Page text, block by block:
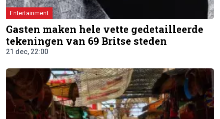
Entertainment
Gasten maken hele vette gedetailleerde
tekeningen van 69 Britse steden
21 dec, 22:00